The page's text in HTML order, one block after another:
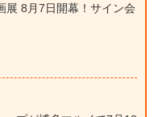
展 8月7日開幕！サイン会